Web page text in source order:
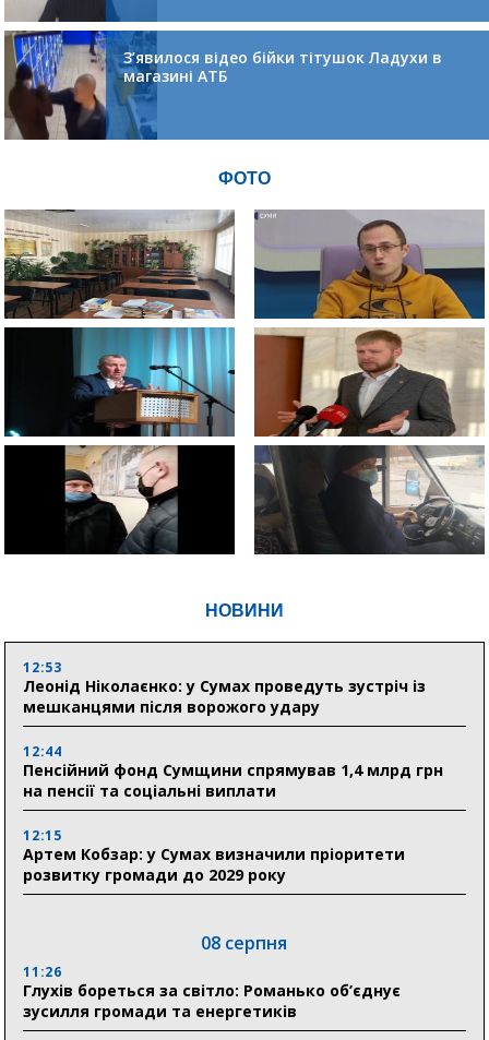
НОВИНИ
12:53
Леонід Ніколаєнко: у Сумах проведуть зустріч із
мешканцями після ворожого удару
12:44
Пенсійний фонд Сумщини спрямував 1,4 млрд грн
на пенсії та соціальні виплати
12:15
Артем Кобзар: у Сумах визначили пріоритети
розвитку громади до 2029 року
08 серпня
11:26
Глухів бореться за світло: Романько об’єднує
зусилля громади та енергетиків
З’явилося відео бійки тітушок Ладухи в
магазині АТБ
ФОТО